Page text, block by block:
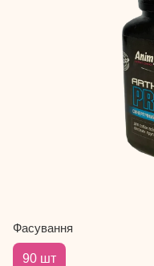
Фасування
90 шт